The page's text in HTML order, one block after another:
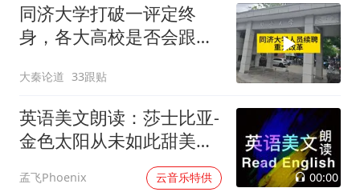
同济大学打破一评定终
身，各大高校是否会跟进
大秦论道 33跟贴
英语美文朗读：莎士比亚-
金色太阳从未如此甜美吻
孟飞Phoenix 云音乐特供 00:00